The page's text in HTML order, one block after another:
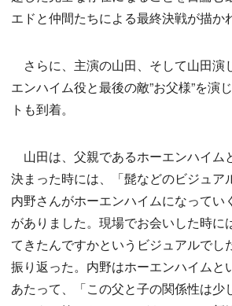
エドと仲間たちによる最終決戦が描か
さらに、主演の山田、そして山田演
エンハイム役と最後の敵”お父様”を演
トも到着。
山田は、父親であるホーエンハイム
決まった時には、「髭などのビジュア
内野さんがホーエンハイムになってい
がありました。現場でお会いした時に
てきたんですかというビジュアルでし
振り返った。内野はホーエンハイムと
あたって、「この父と子の関係性は少